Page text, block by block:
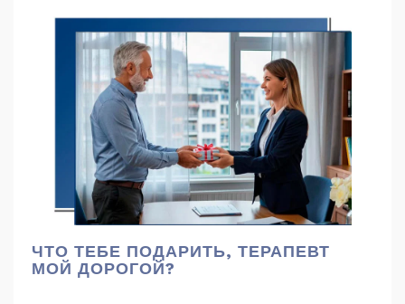
ЧТО ТЕБЕ ПОДАРИТЬ, ТЕРАПЕВТ
МОЙ ДОРОГОЙ?